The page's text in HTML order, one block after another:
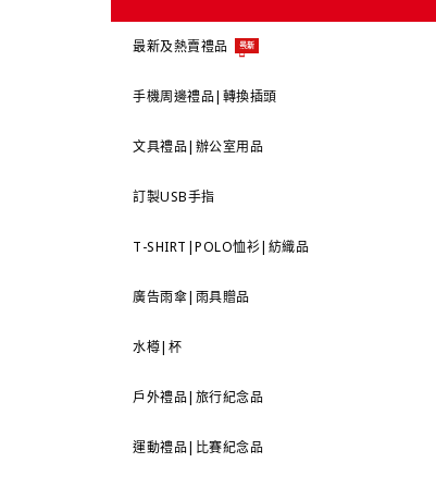
最新及熱賣禮品 最新
手機周邊禮品|轉換插頭
文具禮品|辦公室用品
訂製USB手指
T-SHIRT|POLO恤衫|紡織品
廣告雨傘|雨具贈品
水樽|杯
戶外禮品|旅行紀念品
運動禮品|比賽紀念品